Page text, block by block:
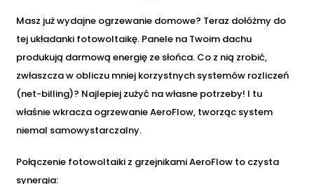
Masz już wydajne ogrzewanie domowe? Teraz dołóżmy do
tej układanki fotowoltaikę. Panele na Twoim dachu
produkują darmową energię ze słońca. Co z nią zrobić,
zwłaszcza w obliczu mniej korzystnych systemów rozliczeń
(net-billing)? Najlepiej zużyć na własne potrzeby! I tu
właśnie wkracza ogrzewanie AeroFlow, tworząc system
niemal samowystarczalny.
Połączenie fotowoltaiki z grzejnikami AeroFlow to czysta
synergia: